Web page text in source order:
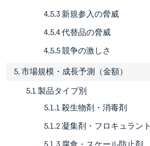
4.5.3 新規参入の脅威
4.5.4 代替品の脅威
4.5.5 競争の激しさ
5. 市場規模・成長予測（金額）
5.1 製品タイプ別
5.1.1 殺生物剤・消毒剤
5.1.2 凝集剤・フロキュラント